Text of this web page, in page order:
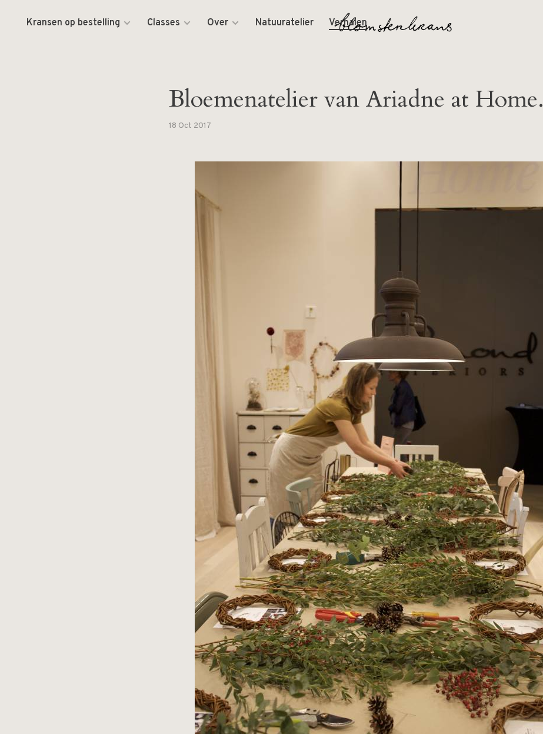
Kransen op bestelling Classes Over Natuuratelier Verhalen
Bloemenatelier van Ariadne at Home.
18 Oct 2017